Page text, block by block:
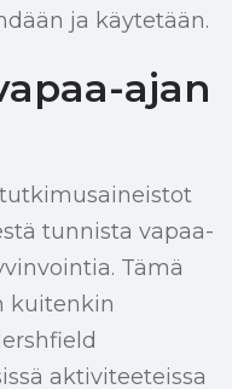
ja käytetään.
ajan
tunnista vapaa-
Tämä
kuitenkin
aktiviteeteissa